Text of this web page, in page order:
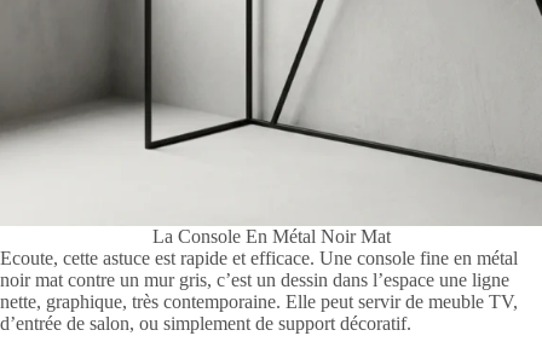
La Console En Métal Noir Mat
Ecoute, cette astuce est rapide et efficace. Une console fine en métal
noir mat contre un mur gris, c’est un dessin dans l’espace une ligne
nette, graphique, très contemporaine. Elle peut servir de meuble TV,
d’entrée de salon, ou simplement de support décoratif.